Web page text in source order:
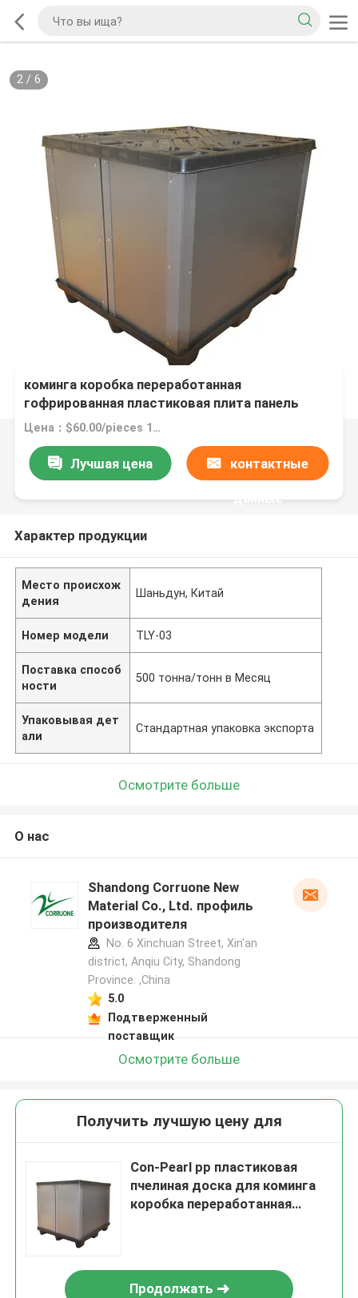
2/ 6
Con-Pearl pp пластиковая пчелиная доска для
коминга коробка переработанная
гофрированная пластиковая плита панель
гофрированная пластиковая коробка
Цена：$60.00/pieces 1-99 pieces
Лучшая цена контактные
данные
Характер продукции
Место происхож
дения
Шаньдун, Китай
Номер модели TLY-03
Поставка способ
ности
500 тонна/тонн в Месяц
Упаковывая дет
али
Стандартная упаковка экспорта
Осмотрите больше
О нас
Shandong Corruone New
Material Co., Ltd. профиль
производителя
No. 6 Xinchuan Street, Xin'an
district, Anqiu City, Shandong
Province. ,China
5.0
Подтверженный
поставщик
Осмотрите больше
Получить лучшую цену для
Con-Pearl pp пластиковая
пчелиная доска для коминга
коробка переработанная
Продолжать